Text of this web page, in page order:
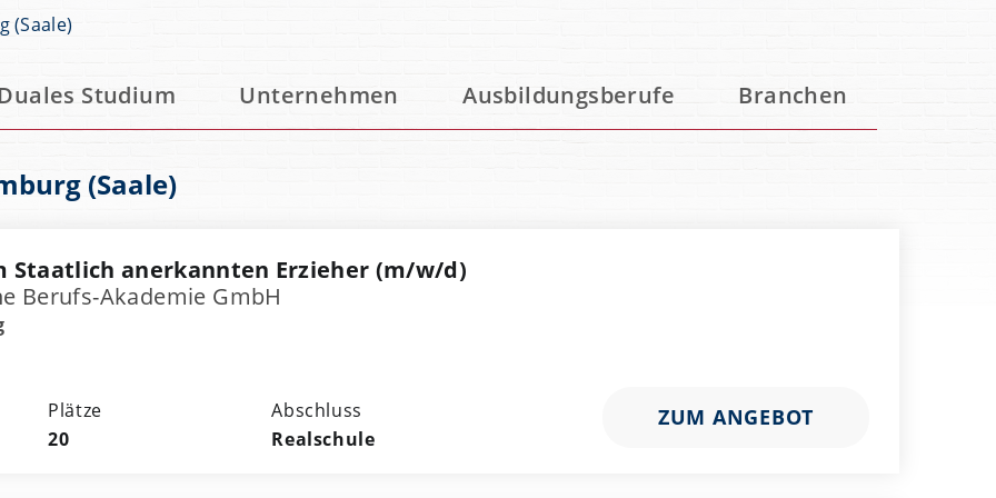
(Saale)
Studium Unternehmen Ausbildungsberufe Branchen
(Saale)
Staatlich anerkannten Erzieher (m/w/d)
Berufs-Akademie GmbH
Plätze
20
Abschluss
Realschule
ZUM ANGEBOT